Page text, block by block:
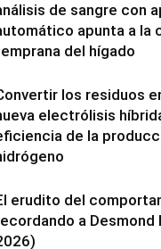
de sangre con
apunta a la
del hígado
los residuos
electrólisis
de la
erudito del
a Desmond